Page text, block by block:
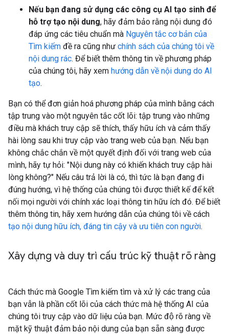
Nếu bạn đang sử dụng các công cụ AI tạo sinh để
hỗ trợ tạo nội dung, hãy đảm bảo rằng nội dung đó
đáp ứng các tiêu chuẩn mà Nguyên tắc cơ bản của
Tìm kiếm đề ra cũng như chính sách của chúng tôi về
nội dung rác. Để biết thêm thông tin về phương pháp
của chúng tôi, hãy xem hướng dẫn về nội dung do AI
tạo.
Bạn có thể đơn giản hoá phương pháp của mình bằng cách
tập trung vào một nguyên tắc cốt lõi: tập trung vào những
điều mà khách truy cập sẽ thích, thấy hữu ích và cảm thấy
hài lòng sau khi truy cập vào trang web của bạn. Nếu bạn
không chắc chắn về một quyết định đối với trang web của
mình, hãy tự hỏi: "Nội dung này có khiến khách truy cập hài
lòng không?" Nếu câu trả lời là có, thì tức là bạn đang đi
đúng hướng, vì hệ thống của chúng tôi được thiết kế để kết
nối mọi người với chính xác loại thông tin hữu ích đó. Để biết
thêm thông tin, hãy xem hướng dẫn của chúng tôi về cách
tạo nội dung hữu ích, đáng tin cậy và ưu tiên con người.
Xây dựng và duy trì cấu trúc kỹ thuật rõ ràng
Cách thức mà Google Tìm kiếm tìm và xử lý các trang của
bạn vẫn là phần cốt lõi của cách thức mà hệ thống AI của
chúng tôi truy cập vào dữ liệu của bạn. Mức độ rõ ràng về
mặt kỹ thuật đảm bảo nội dung của bạn sẵn sàng được